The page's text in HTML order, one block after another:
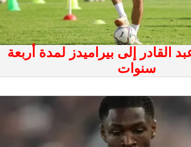
القادر إلى بيراميدز لمدة أربعة
سنوات